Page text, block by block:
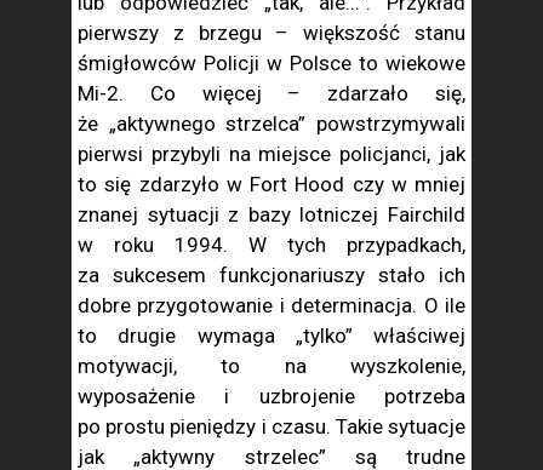
pierwszy z brzegu – większość stanu
śmigłowców Policji w Polsce to wiekowe
Mi-2. Co więcej – zdarzało się,
że „aktywnego strzelca” powstrzymywali
pierwsi przybyli na miejsce policjanci, jak
to się zdarzyło w Fort Hood czy w mniej
znanej sytuacji z bazy lotniczej Fairchild
w roku 1994. W tych przypadkach,
za sukcesem funkcjonariuszy stało ich
dobre przygotowanie i determinacja. O ile
to drugie wymaga „tylko” właściwej
motywacji, to na wyszkolenie,
wyposażenie i uzbrojenie potrzeba
po prostu pieniędzy i czasu. Takie sytuacje
jak „aktywny strzelec” są trudne